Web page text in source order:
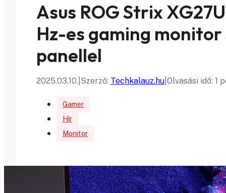
Asus ROG Strix
Hz-es gaming
panellel
2025.03.10. Szerző: Techkalauz.hu Olvasási idő: 1
Gamer
Hír
Monitor